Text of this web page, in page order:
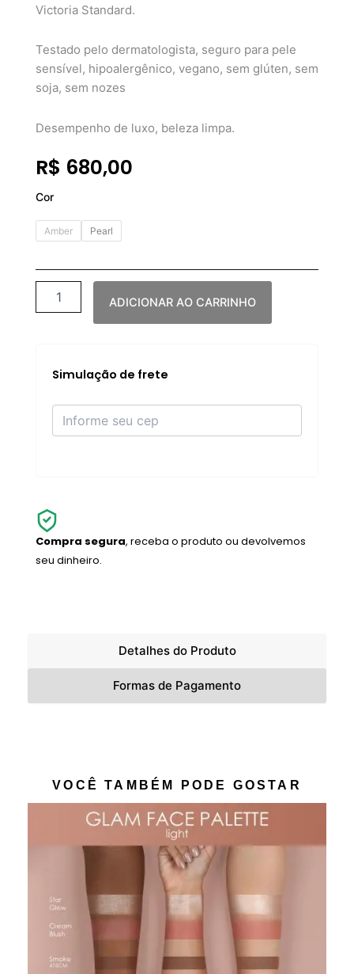
Victoria Standard.
Testado pelo dermatologista, seguro para pele
sensível, hipoalergênico, vegano, sem glúten, sem
soja, sem nozes
Desempenho de luxo, beleza limpa.
R$ 680,00
Cor
Amber Pearl
Beckham
Reflect
Highlighter
quantidade
ADICIONAR AO CARRINHO
Simulação de frete
Compra segura, receba o produto ou devolvemos
seu dinheiro.
Detalhes do Produto
Formas de Pagamento
VOCÊ TAMBÉM PODE GOSTAR